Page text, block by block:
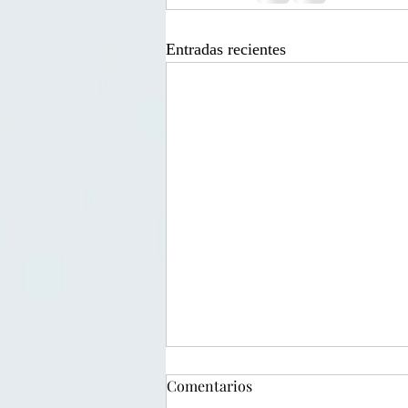
Entradas recientes
Rewind Hispano 2023. Alec
Comentarios